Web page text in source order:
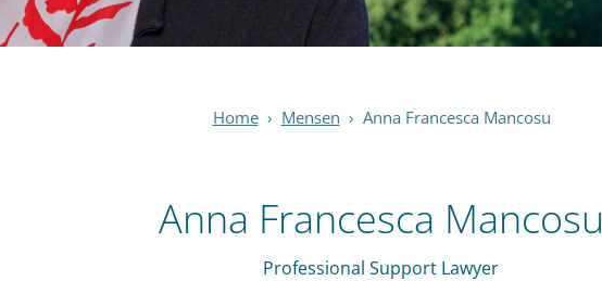
Home › Mensen › Anna Francesca Mancosu
Anna Francesca Mancosu
Professional Support Lawyer